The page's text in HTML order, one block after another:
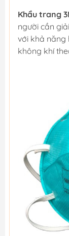
Khẩu trang
người cần
với khả năng
không khí